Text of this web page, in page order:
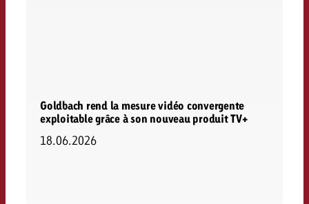
Goldbach rend la mesure vidéo convergente
exploitable grâce à son nouveau produit TV+
18.06.2026